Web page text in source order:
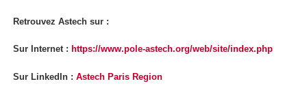
Retrouvez Astech sur :
Sur Internet : https://www.pole-astech.org/web/site/index.php
Sur LinkedIn : Astech Paris Region